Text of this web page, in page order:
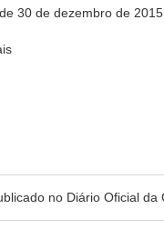
30 de dezembro de 2015
no Diário Oficial da